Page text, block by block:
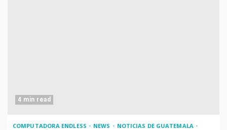
4 min read
COMPUTADORA ENDLESS NEWS
NOTICIAS DE GUATEMALA